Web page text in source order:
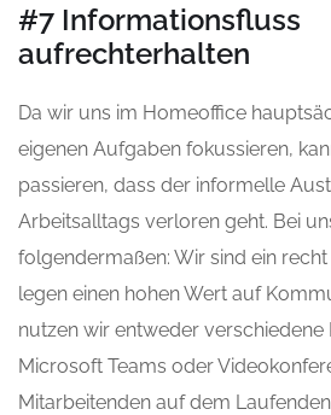
#7 Informationsfluss
aufrechterhalten
Da wir uns im Homeoffice
eigenen Aufgaben fokussieren,
passieren, dass der informelle
Arbeitsalltags verloren geht. Bei
folgendermaßen: Wir sind ein
legen einen hohen Wert auf
nutzen wir entweder verschiedene
Microsoft Teams oder
Mitarbeitenden auf dem